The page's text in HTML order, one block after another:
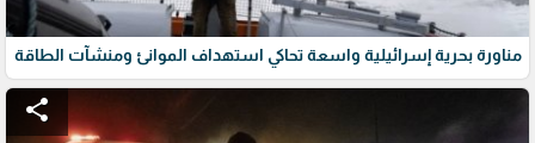
مناورة بحرية إسرائيلية واسعة تحاكي استهداف الموانئ ومنشآت الطاقة
share